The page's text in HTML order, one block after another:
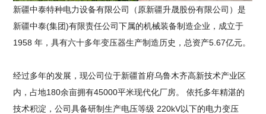
新疆中泰特种电力设备有限公司（原新疆升晟股份有限公司）是
新疆中泰(集团)有限责任公司下属的机械装备制造企业，成立于
1958 年，具有六十多年变压器生产制造历史，总资产5.67亿元。
经过多年的发展，现公司位于新疆首府乌鲁木齐高新技术产业区
内，占地180余亩拥有45000平米现代化厂房。 依托多年精湛的
技术积淀，公司具备研制生产电压等级 220kV以下的电力变压